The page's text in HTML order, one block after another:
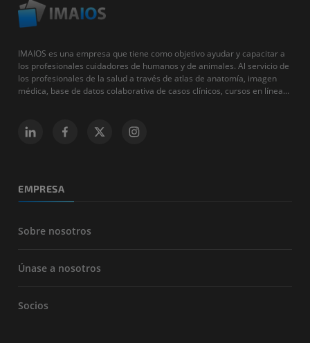
IMAIOS es una empresa que tiene como objetivo ayudar y capacitar a
los profesionales cuidadores de humanos y de animales. Al servicio de
los profesionales de la salud a través de atlas de anatomía, imagen
médica, base de datos colaborativa de casos clínicos, cursos en línea...
EMPRESA
Sobre nosotros
Únase a nosotros
Socios